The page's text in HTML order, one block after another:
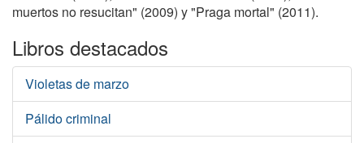
muertos no resucitan" (2009) y "Praga mortal" (2011).
Libros destacados
Violetas de marzo
Pálido criminal